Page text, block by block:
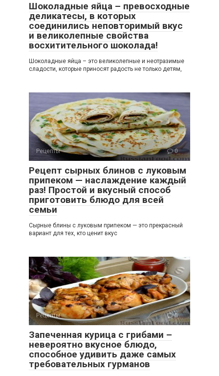
Шоколадные яйца – превосходные
деликатесы, в которых
соединились неповторимый вкус
и великолепные свойства
восхитительного шоколада!
Шоколадные яйца – это великолепные и неотразимые
сладости, которые приносят радость не только детям,
Рецепты 0
Рецепт сырных блинов с луковым
припеком — наслаждение каждый
раз! Простой и вкусный способ
приготовить блюдо для всей
семьи
Сырные блины с луковым припеком — это прекрасный
вариант для тех, кто ценит вкус
Рецепты 0
Запеченная курица с грибами –
невероятно вкусное блюдо,
способное удивить даже самых
требовательных гурманов